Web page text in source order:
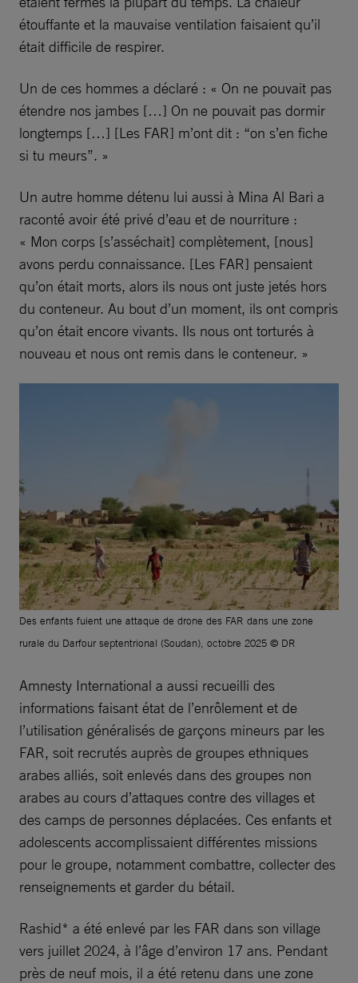
étouffante et la mauvaise ventilation faisaient qu’il
était difficile de respirer.
Un de ces hommes a déclaré : « On ne pouvait pas
étendre nos jambes […] On ne pouvait pas dormir
longtemps […] [Les FAR] m’ont dit : “on s’en fiche
si tu meurs”. »
Un autre homme détenu lui aussi à Mina Al Bari a
raconté avoir été privé d’eau et de nourriture :
« Mon corps [s’asséchait] complètement, [nous]
avons perdu connaissance. [Les FAR] pensaient
qu’on était morts, alors ils nous ont juste jetés hors
du conteneur. Au bout d’un moment, ils ont compris
qu’on était encore vivants. Ils nous ont torturés à
nouveau et nous ont remis dans le conteneur. »
Des enfants fuient une attaque de drone des FAR dans une zone
rurale du Darfour septentrional (Soudan), octobre 2025 © DR
Amnesty International a aussi recueilli des
informations faisant état de l’enrôlement et de
l’utilisation généralisés de garçons mineurs par les
FAR, soit recrutés auprès de groupes ethniques
arabes alliés, soit enlevés dans des groupes non
arabes au cours d’attaques contre des villages et
des camps de personnes déplacées. Ces enfants et
adolescents accomplissaient différentes missions
pour le groupe, notamment combattre, collecter des
renseignements et garder du bétail.
Rashid* a été enlevé par les FAR dans son village
vers juillet 2024, à l’âge d’environ 17 ans. Pendant
près de neuf mois, il a été retenu dans une zone